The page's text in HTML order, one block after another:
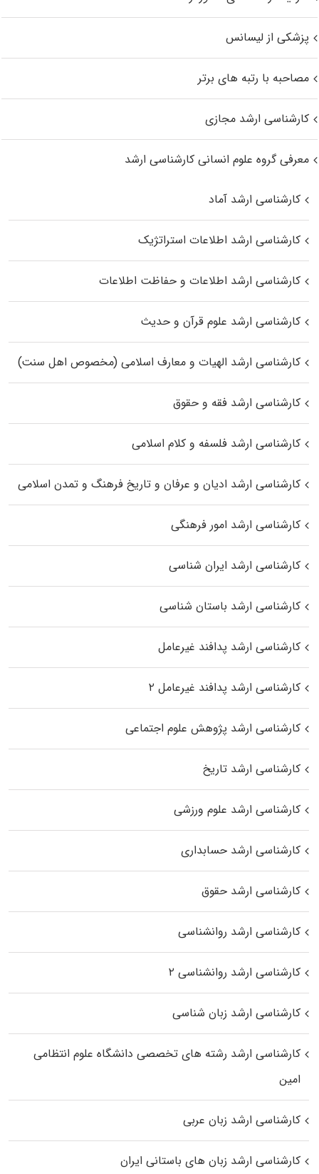
پزشکی از لیسانس
مصاحبه با رتبه های برتر
کارشناسی ارشد مجازی
معرفی گروه علوم انسانی کارشناسی ارشد
کارشناسی ارشد آماد
کارشناسی ارشد اطلاعات استراتژیک
کارشناسی ارشد اطلاعات و حفاظت اطلاعات
کارشناسی ارشد علوم قرآن و حدیث
کارشناسی ارشد الهیات و معارف اسلامی (مخصوص اهل سنت)
کارشناسی ارشد فقه و حقوق
کارشناسی ارشد فلسفه و کلام اسلامی
کارشناسی ارشد ادیان و عرفان و تاریخ فرهنگ و تمدن اسلامی
کارشناسی ارشد امور فرهنگی
کارشناسی ارشد ایران شناسی
کارشناسی ارشد باستان شناسی
کارشناسی ارشد پدافند غیرعامل
کارشناسی ارشد پدافند غیرعامل ۲
کارشناسی ارشد پژوهش علوم اجتماعی
کارشناسی ارشد تاریخ
کارشناسی ارشد علوم ورزشی
کارشناسی ارشد حسابداری
کارشناسی ارشد حقوق
کارشناسی ارشد روانشناسی
کارشناسی ارشد روانشناسی ۲
کارشناسی ارشد زبان شناسی
کارشناسی ارشد رﺷﺘﻪ ﻫﺎی تخصصی داﻧﺸﮕﺎه ﻋﻠﻮم انتظامی
اﻣﻴﻦ
کارشناسی ارشد زبان عربی
کارشناسی ارشد زبان‌ های باستانی ایران